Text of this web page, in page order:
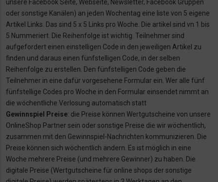
unsere Facebook Seite, Webseite, Newsletter, Facebook Gruppen
oder sonstige Kanälen) an jeden Wochentag eine liste von 5 eigene
Artikel Links. Das sind 5 x 5 Links pro Woche. Die artikel sind vn 1 bis
5 Nummeriert. Die Reihenfolge ist wichtig. Teilnehmer sind
aufgefordert einen einstelligen Code in den jeweiligen Artikel zu
finden und daraus einen fünfstelligen Code, in der selben
Reihenfolge zu erstellen. Den fünfstelligen Code geben die
Teilnehmer in eine dafür vorgesehene Formular ein. Wer alle fünf
fünfstellige Codes pro Woche in den Formular einsendet nimmt an
die wöchentliche Verlosung automatisch statt
Gewinnspiel Preise: die Preise können Wertgutscheine von unsere
OnlineShop Partner sein oder sonstige Preise die wir wöchentlich,
zusammen mit den Gewinnspiel-Nachrichten kommunizieren. Die
Preise können sich wöchentlich ändern. Es ist möglich in eine
Woche mehrere Preise (und mehrere Gewinner) zu haben. Die
digitale Preise (Wertgutscheine für online shops der sonstige